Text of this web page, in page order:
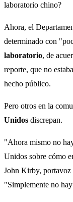
laboratorio chino?
Ahora, el
determinado con
laboratorio, de
reporte, que no
hecho público.
Pero otros en la
Unidos discrepan.
"Ahora mismo no
Unidos sobre cómo
John Kirby, portavoz
"Simplemente no